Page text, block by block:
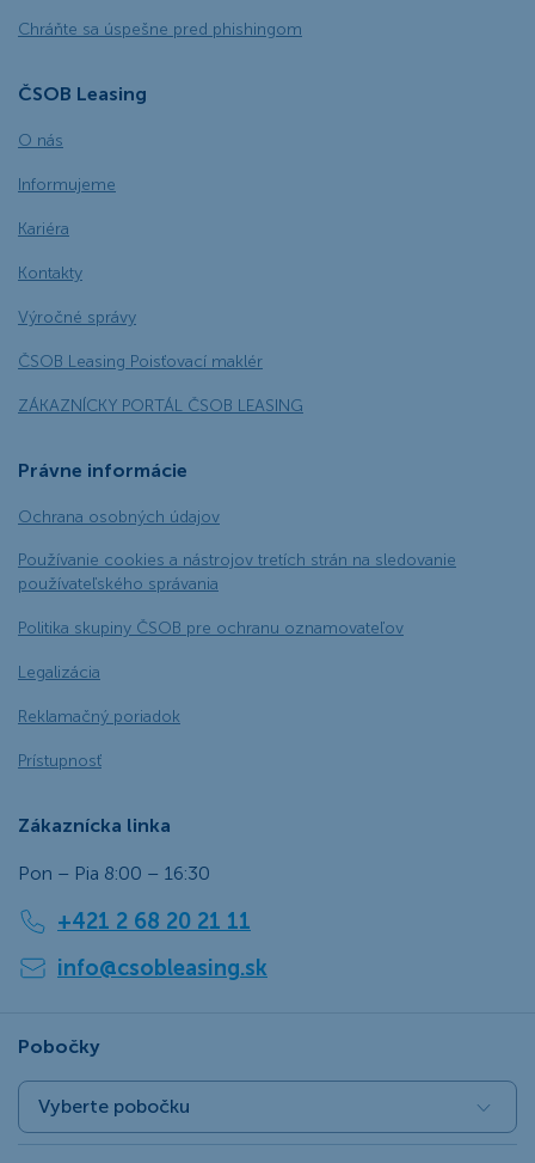
Chráňte sa úspešne pred phishingom
ČSOB Leasing
O nás
Informujeme
Kariéra
Kontakty
Výročné správy
ČSOB Leasing Poisťovací maklér
ZÁKAZNÍCKY PORTÁL ČSOB LEASING
Právne informácie
Ochrana osobných údajov
Používanie cookies a nástrojov tretích strán na sledovanie
používateľského správania
Politika skupiny ČSOB pre ochranu oznamovateľov
Legalizácia
Reklamačný poriadok
Prístupnosť
Zákaznícka linka
Pon – Pia 8:00 – 16:30
+421 2 68 20 21 11
info@csobleasing.sk
Pobočky
Vyberte pobočku